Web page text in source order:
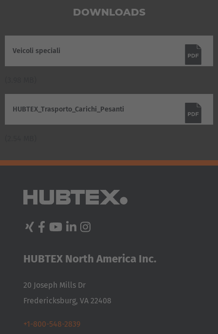
Brasil
Português
English
ASIA/PACIFIC
English
Türkiye
Türkçe
DOWNLOADS
Veicoli speciali
HUBTEX_Trasporto_Carichi_Pesanti
HUBTEX North America Inc.
20 Joseph Mills Dr
Fredericksburg, VA 22408
+1-800-548-2839